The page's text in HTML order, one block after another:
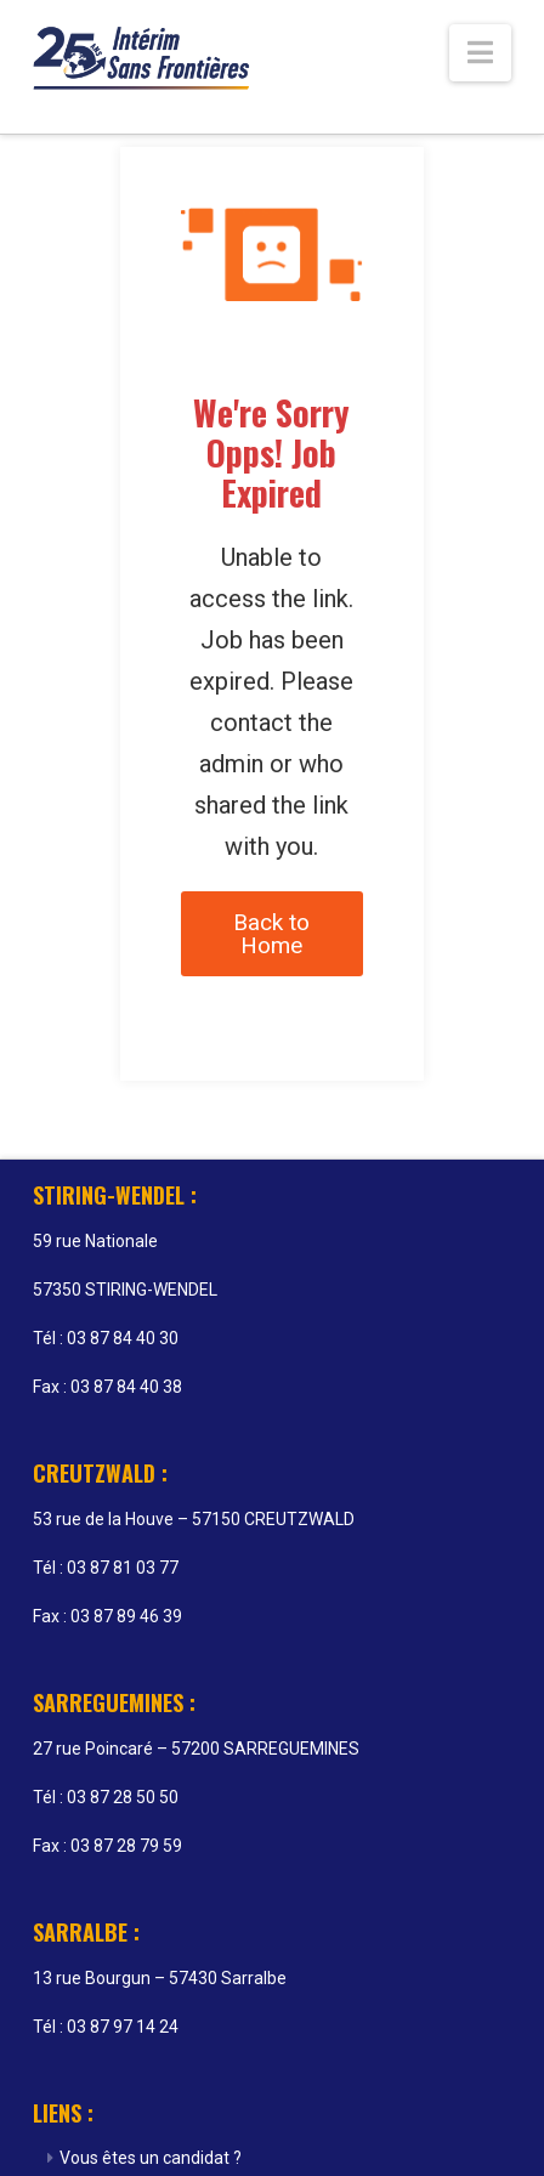
We're Sorry
Opps! Job
Expired
Unable to
access the link.
Job has been
expired. Please
contact the
admin or who
shared the link
with you.
Back to
Home
STIRING-WENDEL :
59 rue Nationale
57350 STIRING-WENDEL
Tél : 03 87 84 40 30
Fax : 03 87 84 40 38
CREUTZWALD :
53 rue de la Houve – 57150 CREUTZWALD
Tél : 03 87 81 03 77
Fax : 03 87 89 46 39
SARREGUEMINES :
27 rue Poincaré – 57200 SARREGUEMINES
Tél : 03 87 28 50 50
Fax : 03 87 28 79 59
SARRALBE :
13 rue Bourgun – 57430 Sarralbe
Tél : 03 87 97 14 24
LIENS :
Vous êtes un candidat ?